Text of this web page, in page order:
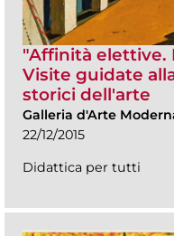
"Affinità elettive.
Visite guidate
storici dell'arte
Galleria d'Arte
22/12/2015
Didattica per tutti